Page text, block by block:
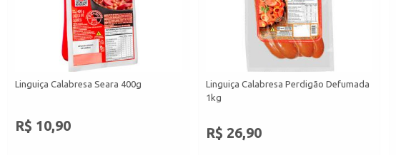
Linguiça Calabresa Seara 400g
R$ 10,90
Linguiça Calabresa Perdigão Defumada
1kg
R$ 26,90